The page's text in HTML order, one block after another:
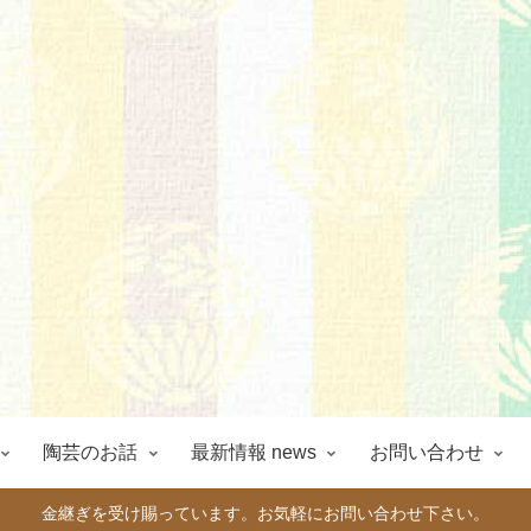
陶芸のお話 最新情報 news お問い合わせ
金継ぎを受け賜っています。お気軽にお問い合わせ下さい。